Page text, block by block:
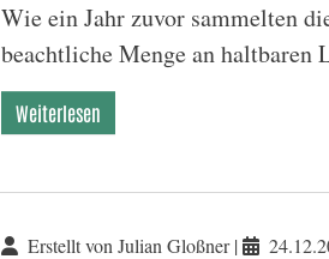
Wie ein Jahr zuvor sammelten
beachtliche Menge an
Weiterlesen
Erstellt von Julian Gloßner |